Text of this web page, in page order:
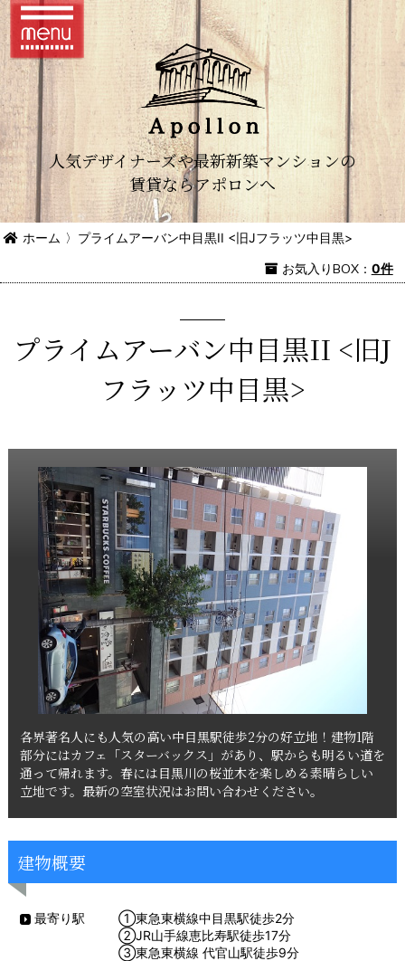
人気デザイナーズや最新新築マンションの
賃貸ならアポロンへ
ホーム 〉 プライムアーバン中目黒II <旧Jフラッツ中目黒>
お気入りBOX： 0件
プライムアーバン中目黒II <旧J
フラッツ中目黒>
各界著名人にも人気の高い中目黒駅徒歩2分の好立地！建物1階
部分にはカフェ「スターバックス」があり、駅からも明るい道を
通って帰れます。春には目黒川の桜並木を楽しめる素晴らしい
立地です。最新の空室状況はお問い合わせください。
建物概要
最寄り駅
①東急東横線中目黒駅徒歩2分
②JR山手線恵比寿駅徒歩17分
③東急東横線 代官山駅徒歩9分